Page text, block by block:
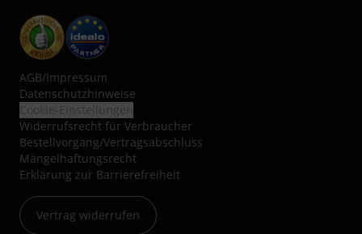
AGB/Impressum
Datenschutzhinweise
Widerrufsrecht für Verbraucher
Bestellvorgang/Vertragsabschluss
Mängelhaftungsrecht
Erklärung zur Barrierefreiheit
Vertrag widerrufen